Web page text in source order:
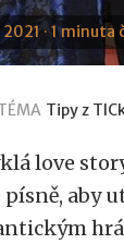
· 1 minuta
Tipy z
love
aby